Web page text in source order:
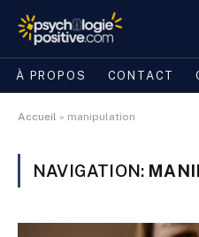
À PROPOS CONTACT
Accueil » manipulation
NAVIGATION: